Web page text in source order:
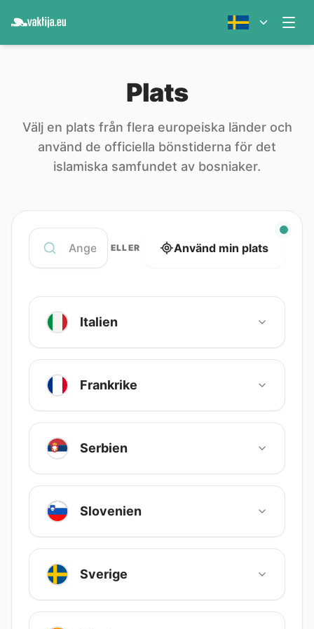
Plats
Välj en plats från flera europeiska länder och
använd de officiella bönstiderna för det
islamiska samfundet av bosniaker.
ELLER Använd min plats
Italien
Frankrike
Serbien
Slovenien
Sverige